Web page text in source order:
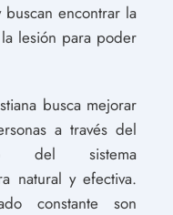
encontrar la
lesión para poder
busca mejorar
a través del
del sistema
natural y efectiva.
constante son